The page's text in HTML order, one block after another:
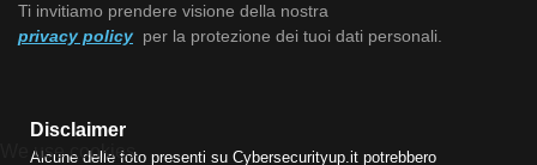
Ti invitiamo prendere visione della nostra
privacy policy per la protezione dei tuoi dati personali.
Disclaimer
Alcune delle foto presenti su Cybersecurityup.it potrebbero
We use cookies